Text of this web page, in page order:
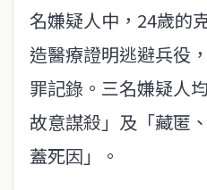
名嫌疑人中，24歲的
造醫療證明逃避兵役
罪記錄。三名嫌疑人
故意謀殺」及「藏匿
蓋死因」。